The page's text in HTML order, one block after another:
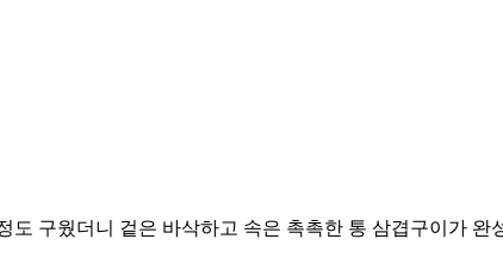
구웠더니 겉은 바삭하고 속은 촉촉한 통 삼겹구이가